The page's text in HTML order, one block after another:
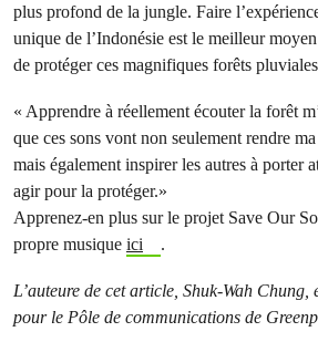
plus profond de la jungle. Faire
unique de l’Indonésie est le meilleur
de protéger ces magnifiques forêts
« Apprendre à réellement écouter la forêt
que ces sons vont non seulement rendre
mais également inspirer les autres à porter
agir pour la protéger.»
Apprenez-en plus sur le projet Save Our
propre musique ici .
L’auteure de cet article, Shuk-Wah
pour le Pôle de communications de